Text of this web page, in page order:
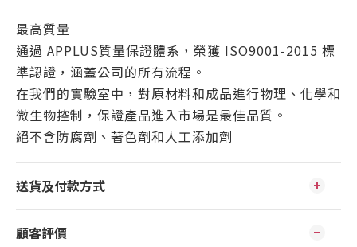
最高質量
通過 APPLUS質量保證體系，榮獲 ISO9001-2015 標
準認證，涵蓋公司的所有流程。
在我們的實驗室中，對原材料和成品進行物理、化學和
微生物控制，保證產品進入市場是最佳品質。
絕不含防腐劑、著色劑和人工添加劑
送貨及付款方式
顧客評價